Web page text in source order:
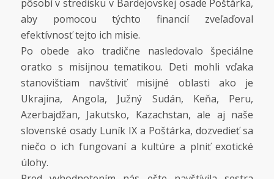
pôsobí v stredisku v Bardejovskej osade Poštárka,
aby pomocou týchto financií zveľaďoval
efektívnosť tejto ich misie.
Po obede ako tradične nasledovalo špeciálne
oratko s misijnou tematikou. Deti mohli vďaka
stanovištiam navštíviť misijné oblasti ako je
Ukrajina, Angola, Južný Sudán, Keňa, Peru,
Azerbajdžan, Jakutsko, Kazachstan, ale aj naše
slovenské osady Luník IX a Poštárka, dozvedieť sa
niečo o ich fungovaní a kultúre a plniť exotické
úlohy.